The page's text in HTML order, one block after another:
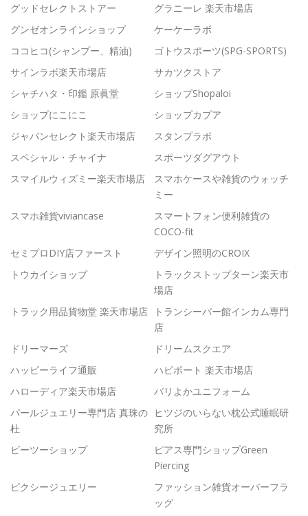
グッドセレクトストアー
グラニーレ 楽天市場店
グンゼオンラインショップ
ケーケーラボ
ココヒコ(シャンプー、精油)
ゴトウスポーツ(SPG-SPORTS)
サインラボ楽天市場店
サカツクストア
シャチハタ・印鑑 原眞堂
ショップShopaloi
ショップにこにこ
ショップカプア
ジャパンセレクト楽天市場店
スタンプラボ
スペシャル・チャイナ
スポーツダグアウト
スマイルウィズミー楽天市場店
スマホケースや雑貨のウォッチ
ミー
スマホ雑貨viviancase
スマートフォン便利雑貨の
COCO-fit
セミプロDIY店ファースト
デザイン照明のCROIX
トウカイショップ
トラックストップターン楽天市
場店
トラック用品貨物堂 楽天市場店
トランシーバー館インカム専門
店
ドリーマーズ
ドリームスクエア
ハッピーライフ通販
ハピポート 楽天市場店
ハローディア楽天市場店
バリよかユニフォーム
パールジュエリー専門店 真珠の
杜
ヒツジのいらない枕公式睡眠研
究所
ビーツーショップ
ピアス専門ショップGreen
Piercing
ピクシージュエリー
ファッション雑貨オーバーフラ
ッグ